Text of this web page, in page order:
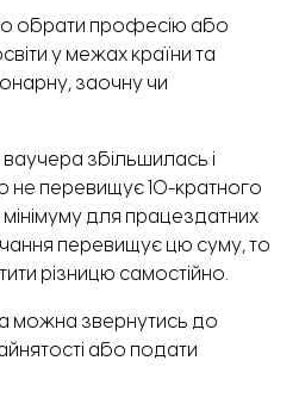
обрати професію або
у межах країни та
заочну чи
збільшилась і
не перевищує 10-кратного
для працездатних
перевищує цю суму, то
різницю самостійно.
можна звернутись до
або подати